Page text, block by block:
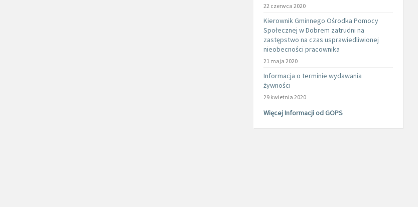
22 czerwca 2020
Kierownik Gminnego Ośrodka Pomocy
Społecznej w Dobrem zatrudni na
zastępstwo na czas usprawiedliwionej
nieobecności pracownika
21 maja 2020
Informacja o terminie wydawania
żywności
29 kwietnia 2020
Więcej Informacji od GOPS